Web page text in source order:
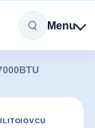
Menu
TOIOVCU